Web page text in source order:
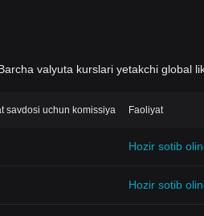
valyuta kurslari yetakchi global
savdosi uchun komissiya Faoliyat
Hozir sotib
Hozir sotib